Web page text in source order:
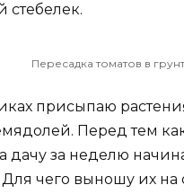
стебелек.
Пересадка томатов в грунт
присыпаю
Перед тем
дачу за неделю
Для чего выношу их на